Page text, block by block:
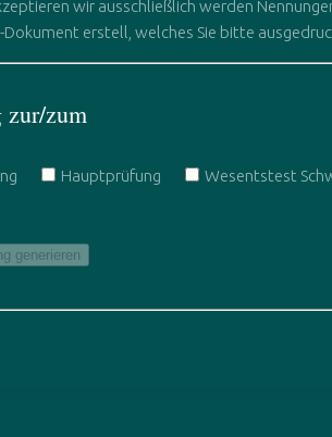
wir ausschließlich werden
Dokument erstell, welches Sie bitte
zur/zum
Hauptprüfung Wesentstest
generieren